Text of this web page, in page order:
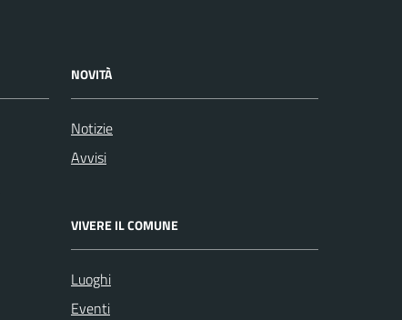
NOVITÀ
Notizie
Avvisi
VIVERE IL COMUNE
Luoghi
Eventi